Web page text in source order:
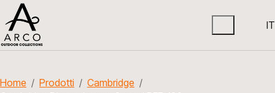
IT
Home Prodotti
Cambridge